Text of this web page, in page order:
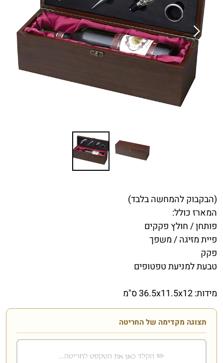
(הבקבוק להמחשה בלבד)
המארז כולל:
פותחן / חולץ פקקים
פיית מזיגה / משפך
פקק
טבעת למניעת טפטופים
מידות:
תצוגה מקדימה של החריטה